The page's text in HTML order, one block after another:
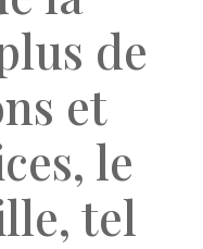
de
et
le
tel